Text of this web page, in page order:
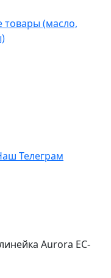
товары (масло,
Aurora EC-